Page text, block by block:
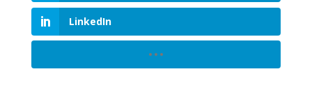
LinkedIn